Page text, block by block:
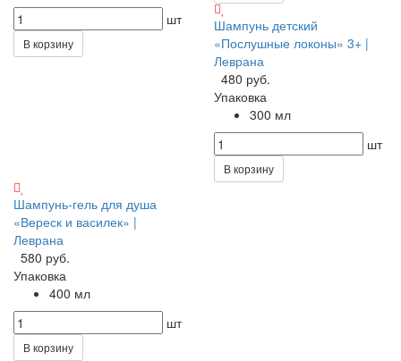
шт
В корзину
Шампунь детский
«Послушные локоны» 3+ |
Леврана
480 руб.
Упаковка
300 мл
шт
В корзину
Шампунь-гель для душа
«Вереск и василек» |
Леврана
580 руб.
Упаковка
400 мл
шт
В корзину